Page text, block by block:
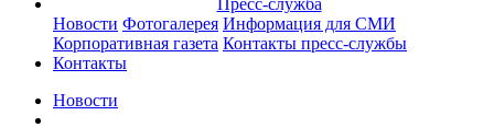
Пресс-служба
Новости Фотогалерея Информация для СМИ
Корпоративная газета Контакты пресс-службы
Контакты
Новости